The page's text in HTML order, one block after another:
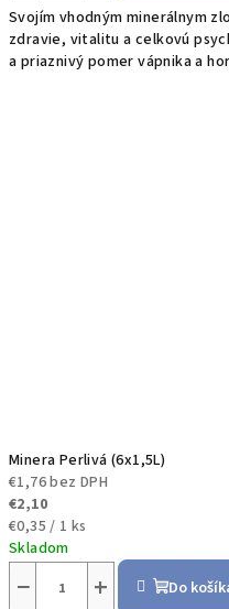
Svojím vhodným minerálnym
zdravie, vitalitu a celkovú
a priaznivý pomer vápnika a
Minera Perlivá (6x1,5L)
€1,76 bez DPH
€2,10
Jednotková
cena:
€0,35 / 1 ks
Skladom
+
− Do